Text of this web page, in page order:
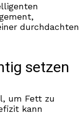
durchdachten
setzen
um Fett zu
kann